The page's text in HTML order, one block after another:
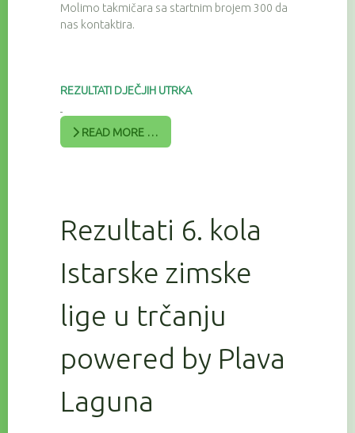
Molimo takmičara sa startnim brojem 300 da
nas kontaktira.
REZULTATI DJEČJIH UTRKA
READ MORE …
Rezultati 6. kola
Istarske zimske
lige u trčanju
powered by Plava
Laguna